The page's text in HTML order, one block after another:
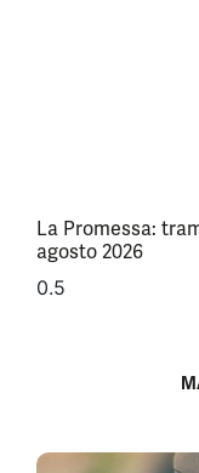
La Promessa:
agosto 2026